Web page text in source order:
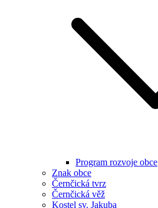
Program rozvoje obce
Znak obce
Černčická tvrz
Černčická věž
Kostel sv. Jakuba